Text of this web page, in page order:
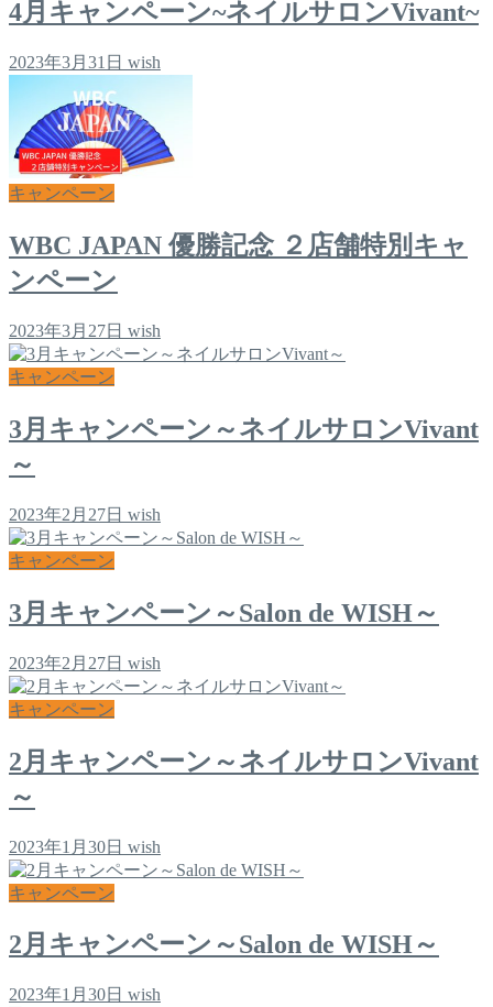
4月キャンペーン~ネイルサロンVivant~
2023年3月31日 wish
キャンペーン
WBC JAPAN 優勝記念 ２店舗特別キャ
ンペーン
2023年3月27日 wish
キャンペーン
3月キャンペーン～ネイルサロンVivant
～
2023年2月27日 wish
キャンペーン
3月キャンペーン～Salon de WISH～
2023年2月27日 wish
キャンペーン
2月キャンペーン～ネイルサロンVivant
～
2023年1月30日 wish
キャンペーン
2月キャンペーン～Salon de WISH～
2023年1月30日 wish